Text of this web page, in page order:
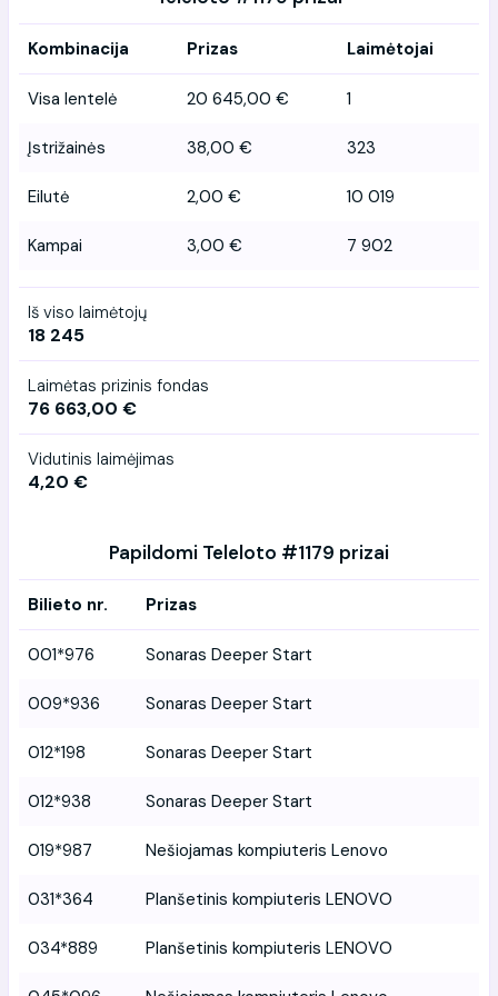
Kombinacija Prizas Laimėtojai
Visa lentelė 20 645,00 € 1
Įstrižainės 38,00 € 323
Eilutė 2,00 € 10 019
Kampai 3,00 € 7 902
Iš viso laimėtojų
18 245
Laimėtas prizinis fondas
76 663,00 €
Vidutinis laimėjimas
4,20 €
Papildomi Teleloto #1179 prizai
Bilieto nr. Prizas
001*976 Sonaras Deeper Start
009*936 Sonaras Deeper Start
012*198 Sonaras Deeper Start
012*938 Sonaras Deeper Start
019*987 Nešiojamas kompiuteris Lenovo
031*364 Planšetinis kompiuteris LENOVO
034*889 Planšetinis kompiuteris LENOVO